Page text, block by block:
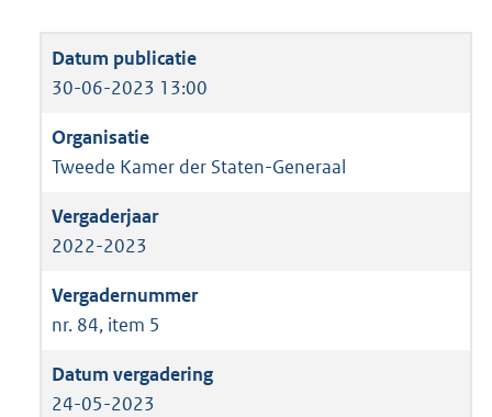
30-06-2023 13:00
Tweede Kamer der Staten-Generaal
2022-2023
nr. 84, item 5
24-05-2023